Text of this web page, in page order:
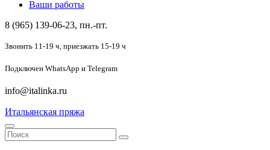
Ваши работы
8 (965) 139-06-23, пн.-пт.
Звонить 11-19 ч, приезжать 15-19 ч
Подключен WhatsApp и Telegram
info@italinka.ru
Итальянская пряжа